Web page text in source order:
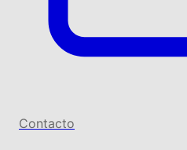
Contacto